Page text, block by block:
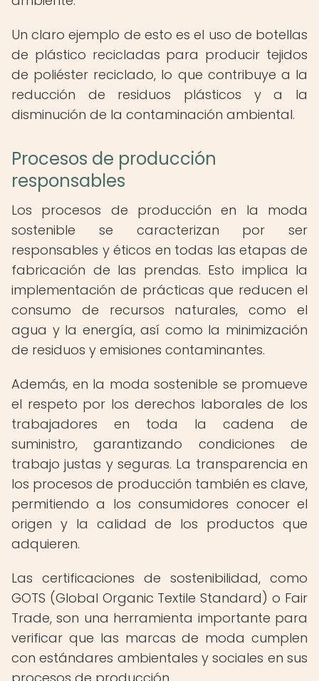
Un claro ejemplo de esto es el uso de botellas
de plástico recicladas para producir tejidos
de poliéster reciclado, lo que contribuye a la
reducción de residuos plásticos y a la
disminución de la contaminación ambiental.
Procesos de producción
responsables
Los procesos de producción en la moda
sostenible se caracterizan por ser
responsables y éticos en todas las etapas de
fabricación de las prendas. Esto implica la
implementación de prácticas que reducen el
consumo de recursos naturales, como el
agua y la energía, así como la minimización
de residuos y emisiones contaminantes.
Además, en la moda sostenible se promueve
el respeto por los derechos laborales de los
trabajadores en toda la cadena de
suministro, garantizando condiciones de
trabajo justas y seguras. La transparencia en
los procesos de producción también es clave,
permitiendo a los consumidores conocer el
origen y la calidad de los productos que
adquieren.
Las certificaciones de sostenibilidad, como
GOTS (Global Organic Textile Standard) o Fair
Trade, son una herramienta importante para
verificar que las marcas de moda cumplen
con estándares ambientales y sociales en sus